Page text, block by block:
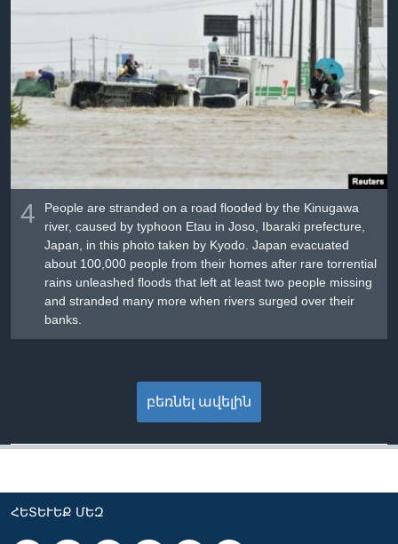
4
People are stranded on a road flooded by the Kinugawa
river, caused by typhoon Etau in Joso, Ibaraki prefecture,
Japan, in this photo taken by Kyodo. Japan evacuated
about 100,000 people from their homes after rare torrential
rains unleashed floods that left at least two people missing
and stranded many more when rivers surged over their
banks.
բեռնել ավելին
ՀԵՏԵՒԵՔ ՄԵԶ